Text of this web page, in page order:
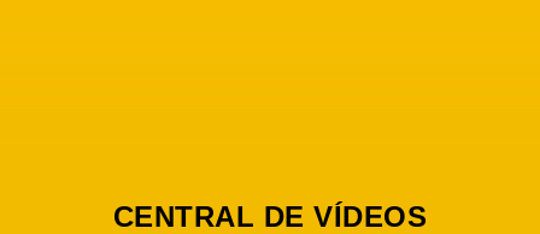
CENTRAL DE VÍDEOS